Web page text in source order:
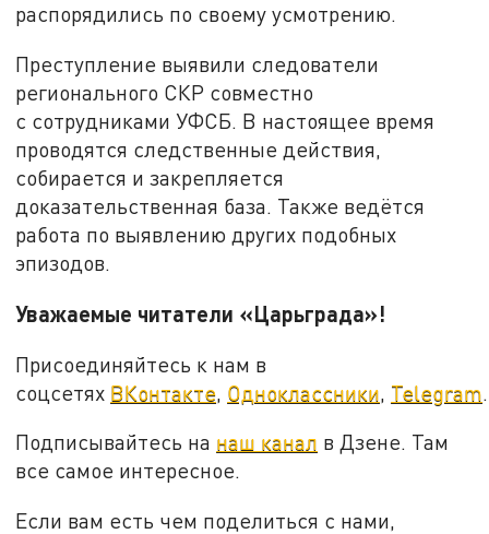
распорядились по своему усмотрению.
Преступление выявили следователи
регионального СКР совместно
с сотрудниками УФСБ. В настоящее время
проводятся следственные действия,
собирается и закрепляется
доказательственная база. Также ведётся
работа по выявлению других подобных
эпизодов.
Уважаемые читатели «Царьграда»!
Присоединяйтесь к нам в
соцсетях ВКонтакте Одноклассники Telegram
Подписывайтесь на наш канал в Дзене. Там
все самое интересное.
Если вам есть чем поделиться с нами,